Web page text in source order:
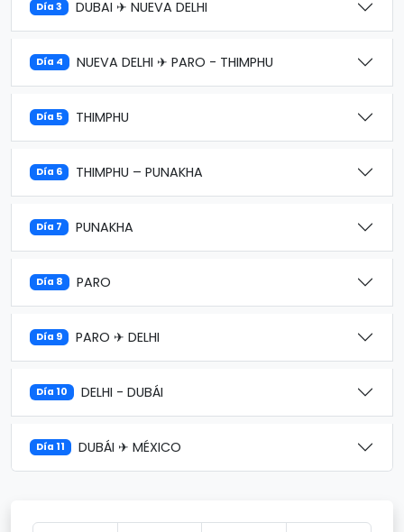
Día 3 DUBAI ✈ NUEVA DELHI
Día 4 NUEVA DELHI ✈ PARO - THIMPHU
Día 5 THIMPHU
Día 6 THIMPHU – PUNAKHA
Día 7 PUNAKHA
Día 8 PARO
Día 9 PARO ✈ DELHI
Día 10 DELHI - DUBÁI
Día 11 DUBÁI ✈ MÉXICO